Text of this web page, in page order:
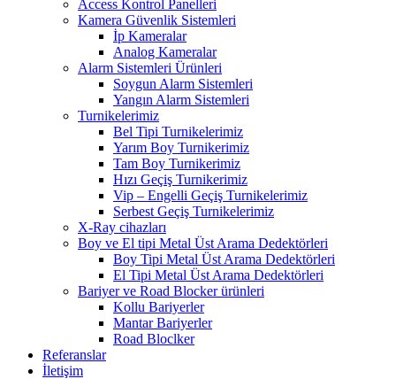
Access Kontrol Panelleri
Kamera Güvenlik Sistemleri
İp Kameralar
Analog Kameralar
Alarm Sistemleri Ürünleri
Soygun Alarm Sistemleri
Yangın Alarm Sistemleri
Turnikelerimiz
Bel Tipi Turnikelerimiz
Yarım Boy Turnikerimiz
Tam Boy Turnikerimiz
Hızı Geçiş Turnikerimiz
Vip – Engelli Geçiş Turnikelerimiz
Serbest Geçiş Turnikelerimiz
X-Ray cihazları
Boy ve El tipi Metal Üst Arama Dedektörleri
Boy Tipi Metal Üst Arama Dedektörleri
El Tipi Metal Üst Arama Dedektörleri
Bariyer ve Road Blocker ürünleri
Kollu Bariyerler
Mantar Bariyerler
Road Bloclker
Referanslar
İletişim